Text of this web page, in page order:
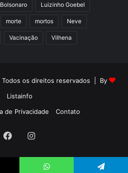
Luizinho Goebel
morte mortos Neve
Vacinação Vilhena
os direitos reservados | By
Listainfo
de Privacidade Contato
FacebookInstagram